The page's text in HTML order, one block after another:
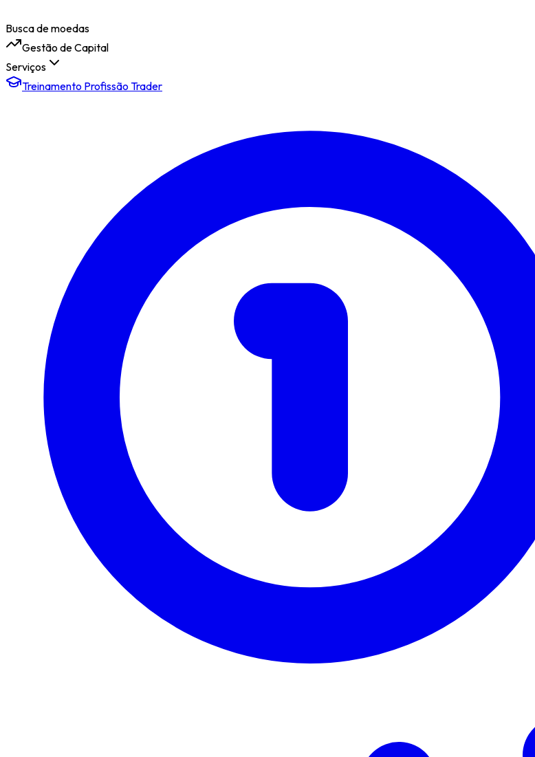
Busca de moedas
Gestão de Capital
Serviços
Treinamento Profissão Trader